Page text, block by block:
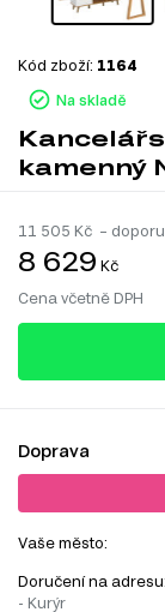
Na skladě
Kód zboží: 1164
kamenný
11 505 Kč –
8 629 Kč
Cena včetně DPH
Doprava
Vaše město:
Doručení na adresu:
- Kurýr